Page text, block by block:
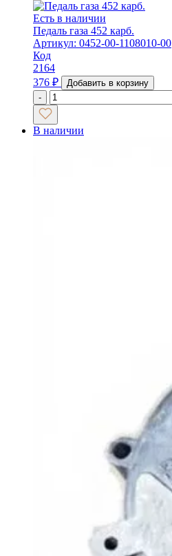
Есть в наличии
Педаль газа 452 карб.
Артикул: 0452-00-1108010-00
Код
2164
376 ₽
Добавить в корзину
-
В наличии